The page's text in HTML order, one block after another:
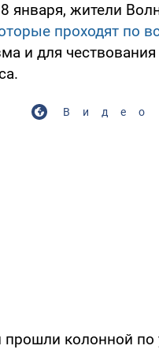
января, жители
проходят по
и для
прошли колонной